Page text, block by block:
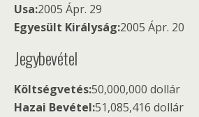
Usa:2005 Ápr. 29
Egyesült Királyság:2005 Ápr. 20
Jegybevétel
Költségvetés:50,000,000 dollár
Hazai Bevétel:51,085,416 dollár